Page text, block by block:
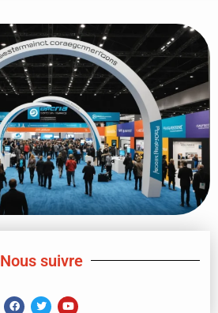
Nous suivre